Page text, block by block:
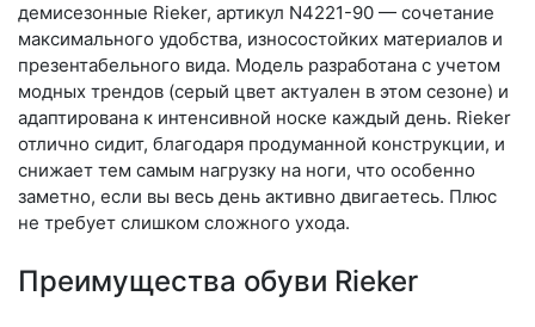
демисезонные Rieker, артикул N4221-90 — сочетание
максимального удобства, износостойких материалов и
презентабельного вида. Модель разработана с учетом
модных трендов (се­рый цвет актуален в этом сезоне) и
адаптирована к интенсивной носке каждый день. Ri­eker
отлично сидит, благодаря продуманной конструкции, и
снижает тем самым нагрузку на ноги, что особенно
заметно, если вы весь день активно двигаетесь. Плюс
не требует слишком сложного ухода.
Преимущества обуви Rieker